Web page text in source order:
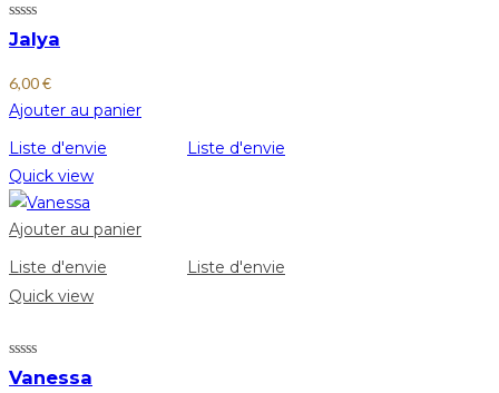
Jalya
6,00€
Ajouter au panier
Liste d'envie
Liste d'envie
Quick view
Ajouter au panier
Liste d'envie
Liste d'envie
Quick view
Vanessa